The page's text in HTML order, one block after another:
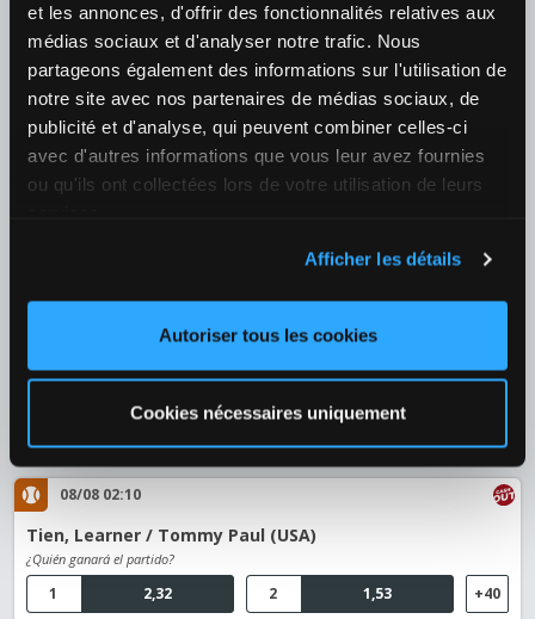
et les annonces, d'offrir des fonctionnalités relatives aux
médias sociaux et d'analyser notre trafic. Nous
partageons également des informations sur l'utilisation de
notre site avec nos partenaires de médias sociaux, de
publicité et d'analyse, qui peuvent combiner celles-ci
avec d'autres informations que vous leur avez fournies
ou qu'ils ont collectées lors de votre utilisation de leurs
Afficher les détails
Autoriser tous les cookies
Cookies nécessaires uniquement
08/08 01:00
Casper Ruud (NOR) / Joao Fonseca (BRA)
¿Quién ganará el partido?
2,07
1 1,65
07/08 18:30
Botic Van De Zandschulp (NED) / Hubert Hurkacz (POL)
08/08 02:10
Tien, Learner / Tommy Paul (USA)
¿Quién ganará el partido?
2,32
1 1,53
2 +40